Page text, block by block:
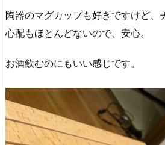
陶器のマグカップも好きですけど、
心配もほとんどないので、安心。
お酒飲むのにもいい感じです。